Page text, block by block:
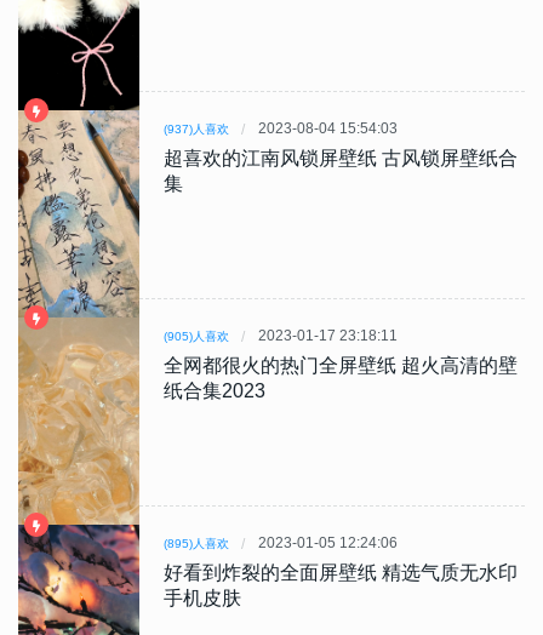
(937)人喜欢 2023-08-04 15:54:03
超喜欢的江南风锁屏壁纸 古风锁屏壁纸合
集
(905)人喜欢 2023-01-17 23:18:11
全网都很火的热门全屏壁纸 超火高清的壁
纸合集2023
(895)人喜欢 2023-01-05 12:24:06
好看到炸裂的全面屏壁纸 精选气质无水印
手机皮肤